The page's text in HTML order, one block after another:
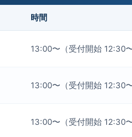
時間
13:00〜（受付開始 12:30〜
13:00〜（受付開始 12:30〜
13:00〜（受付開始 12:30〜